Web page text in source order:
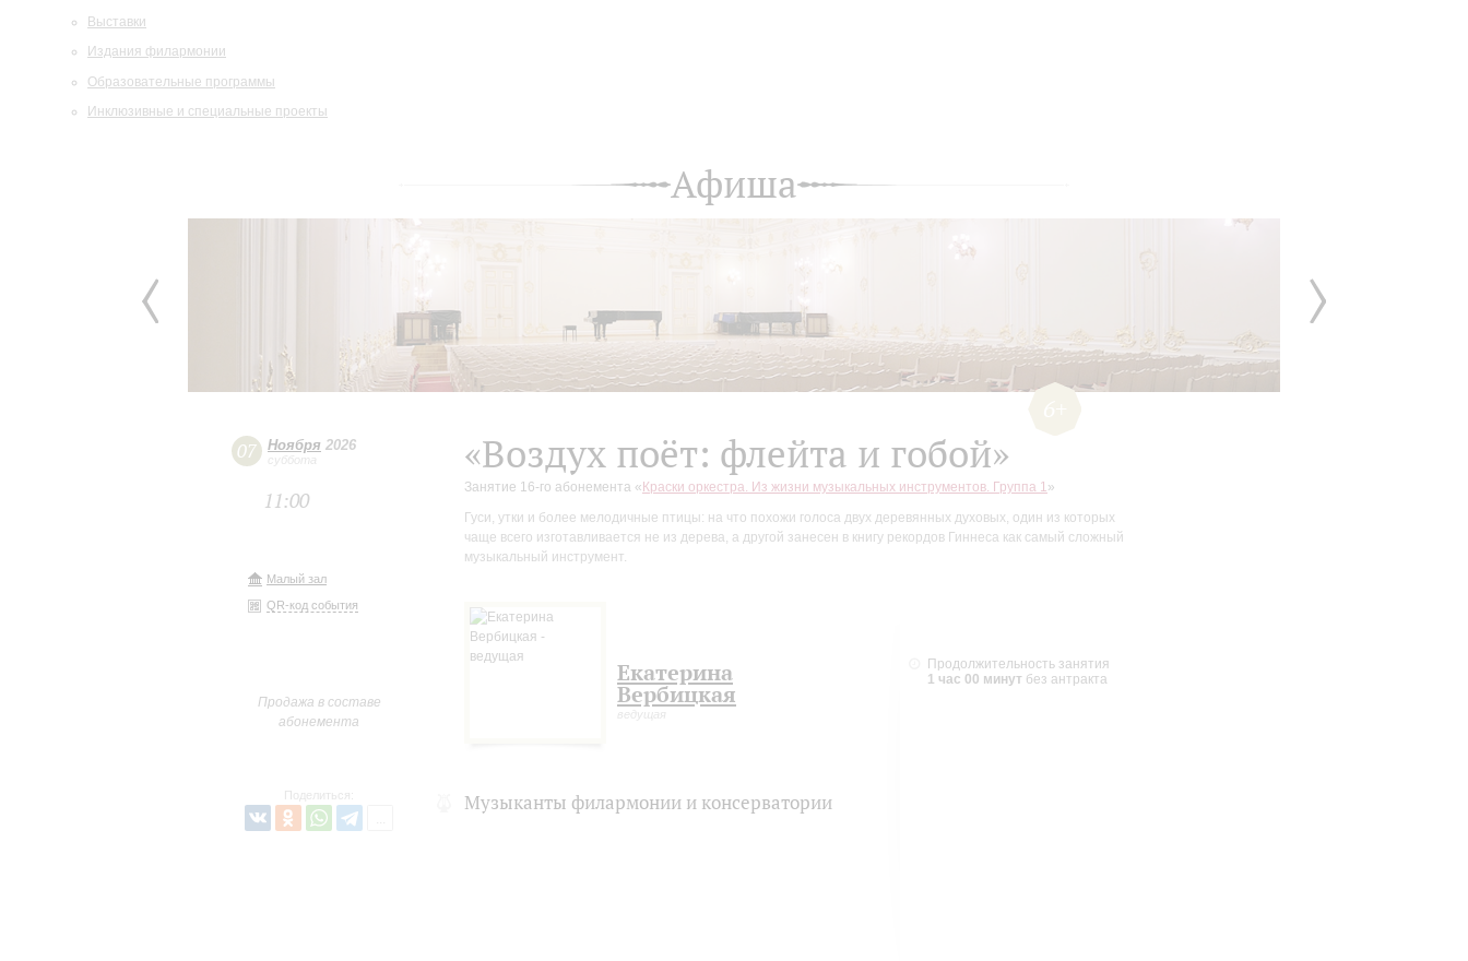
Выставки
Издания филармонии
Образовательные программы
Инклюзивные и специальные проекты
Афиша
07 Ноября 2026
суббота
11:00
Малый зал
QR-код события
Продажа в составе
абонемента
Поделиться:
«Воздух поёт: флейта и гобой»
Занятие 16-го абонемента « Краски оркестра. Из жизни музыкальных инструментов. Группа 1»
Гуси, утки и более мелодичные птицы: на что похожи голоса двух деревянных духовых, один из которых
чаще всего изготавливается не из дерева, а другой занесен в книгу рекордов Гиннеса как самый сложный
музыкальный инструмент.
Екатерина
Вербицкая
ведущая
Музыканты филармонии и консерватории
Продолжительность занятия
1 час 00 минут без антракта